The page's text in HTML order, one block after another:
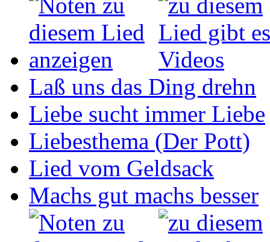
Laß uns das Ding drehn
Liebe sucht immer Liebe
Liebesthema (Der Pott)
Lied vom Geldsack
Machs gut machs besser